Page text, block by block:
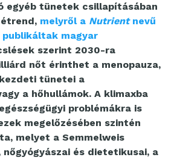
egyéb tünetek csillapításában
melyről a Nutrientnevű
magyar
szerint 2030-ra
nőt érinthet a menopauza,
tünetei a
a hőhullámok. A klimaxba
problémákra is
megelőzésében szintén
melyet a Semmelweis
és dietetikusai, a